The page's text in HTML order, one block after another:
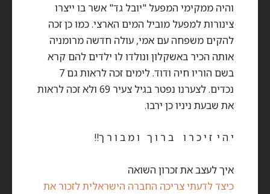
והיה ממקימי המפעל "יובל גד" אשר בו ייצרו
צינורות למפעל מוביל המים הארצי. כמו כן זכה
להקים משפחה עם אמי, עולה חדשה מרומניה
אותה הכיר באשקלון ונולדו לו ילדים להם קרא
בשם הוריו חיה ודוד. לימים זכה לראות גם 7
נכדים. לצערנו נפטר בגיל צעיר 69 ולא זכה לראות
את שבעת ניניו כן ירבו.
י ה י ז י כ ר ו ב ר ו ך ו מ ב ו ר ך!!
איך לעצב את זכרון השואה
כיצד לדעתי צריכה החברה הישראלית לזכור את